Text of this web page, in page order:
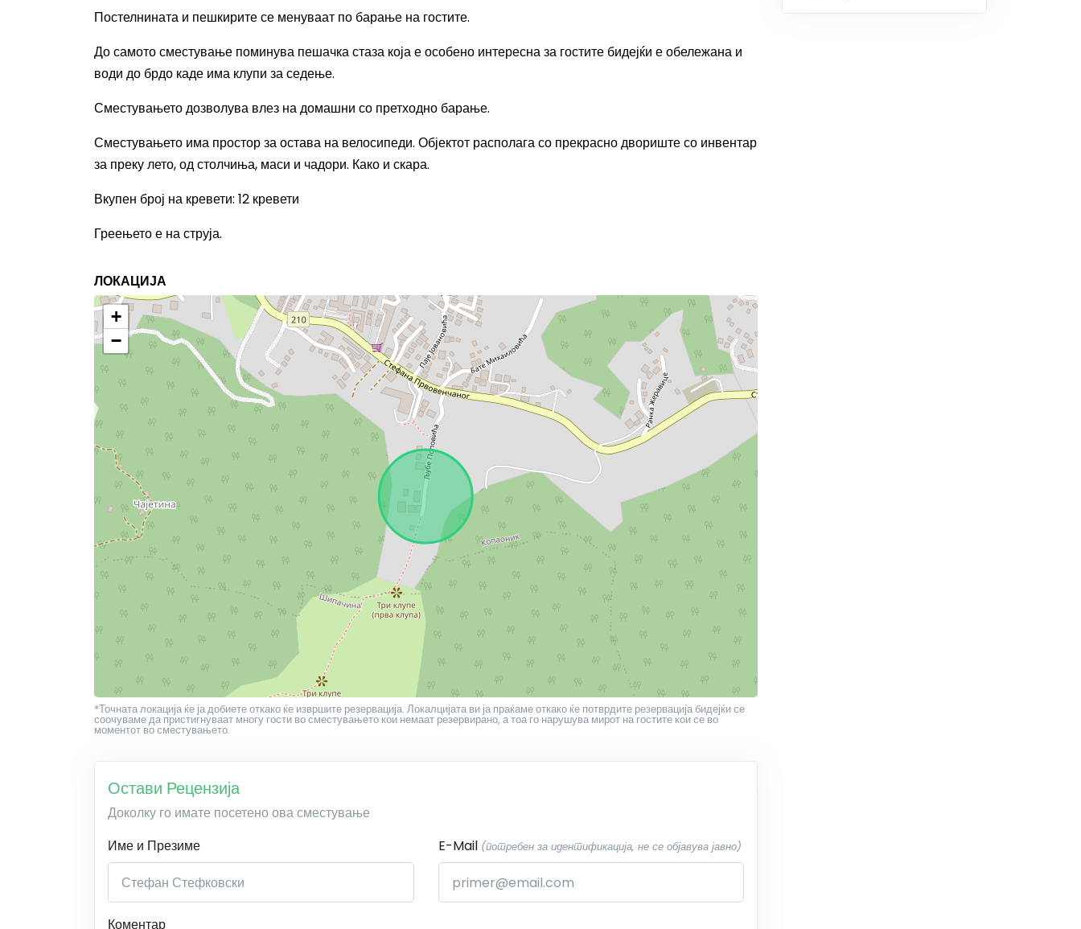
Постелнината и пешкирите се менуваат по барање на гостите.
До самото сместување поминува пешачка стаза која е особено интересна за гостите бидејќи е обележана и
води до брдо каде има клупи за седење.
Сместувањето дозволува влез на домашни со претходно барање.
Сместувањето има простор за остава на велосипеди. Објектот располага со прекрасно двориште со инвентар
за преку лето, од столчиња, маси и чадори. Како и скара.
Вкупен број на кревети: 12 кревети
Греењето е на струја.
ЛОКАЦИЈА
+
−
*Точната локација ќе ја добиете откако ќе извршите резервација. Локалцијата ви ја праќаме откако ќе потврдите резервација бидејќи се
соочуваме да пристигнуваат многу гости во сместувањето кои немаат резервирано, а тоа го нарушува мирот на гостите кои се во
моментот во сместувањето.
Остави Рецензија
Доколку го имате посетено ова сместување
Име и Презиме
E-Mail (потребен за идентификација, не се објавува јавно)
Коментар